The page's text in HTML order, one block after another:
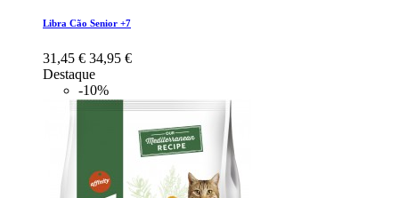
Libra Cão Senior +7
31,45 € 34,95 €
Destaque
-10%